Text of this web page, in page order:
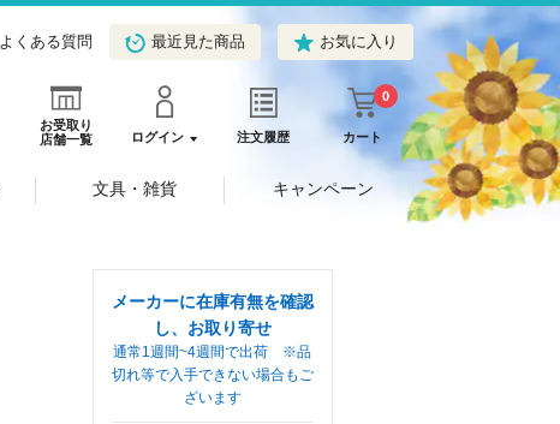
よくある質問 最近見た商品 お気に入り
お受取り
店舗一覧
ログイン 注文履歴 カート
0
文具・雑貨 キャンペーン
メーカーに在庫有無を確認
し、お取り寄せ
通常1週間~4週間で出荷 ※品
切れ等で入手できない場合もご
ざいます